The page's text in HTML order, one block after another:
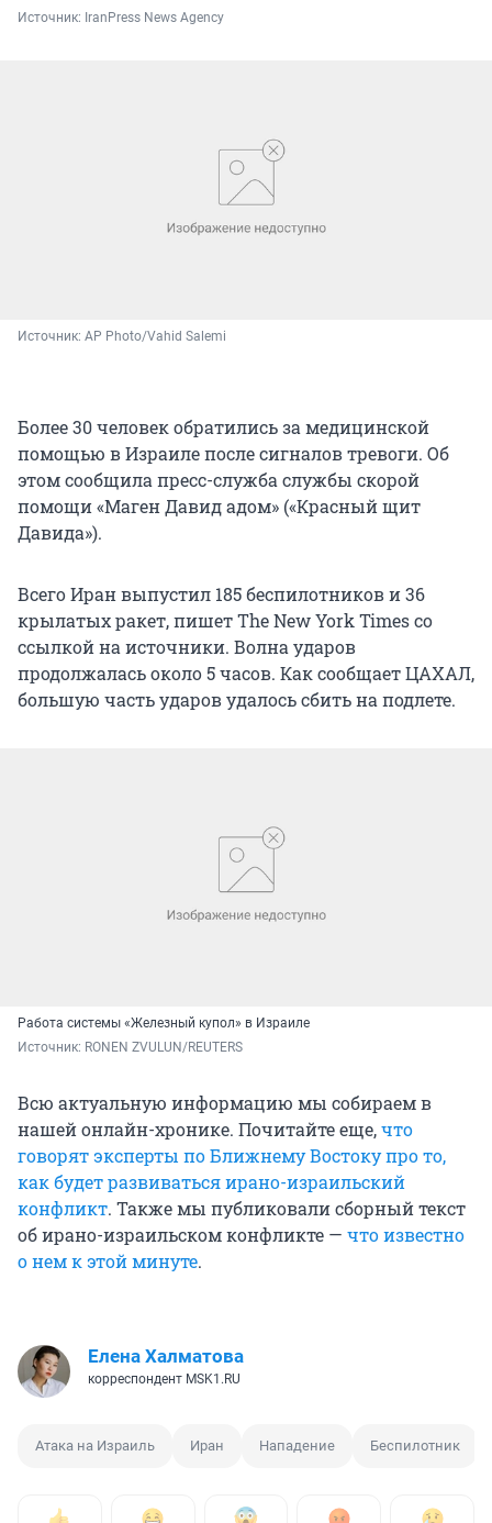
Источник: IranPress News Agency
Источник: AP Photo/Vahid Salemi
Более 30 человек обратились за медицинской
помощью в Израиле после сигналов тревоги. Об
этом сообщила пресс-служба службы скорой
помощи «Маген Давид адом» («Красный щит
Давида»).
Всего Иран выпустил 185 беспилотников и 36
крылатых ракет, пишет The New York Times со
ссылкой на источники. Волна ударов
продолжалась около 5 часов. Как сообщает ЦАХАЛ,
большую часть ударов удалось сбить на подлете.
Работа системы «Железный купол» в Израиле
Источник: RONEN ZVULUN/REUTERS
Всю актуальную информацию мы собираем в
нашей онлайн-хронике. Почитайте еще,что
говорятэксперты по Ближнему Востоку про то,
как будет развиваться ирано-израильский
конфликт. Также мы публиковали сборный текст
об ирано-израильском конфликте — что известно
о нем к этой минуте.
Елена Халматова
корреспондент MSK1.RU
Атака на Израиль Иран Нападение Беспилотник